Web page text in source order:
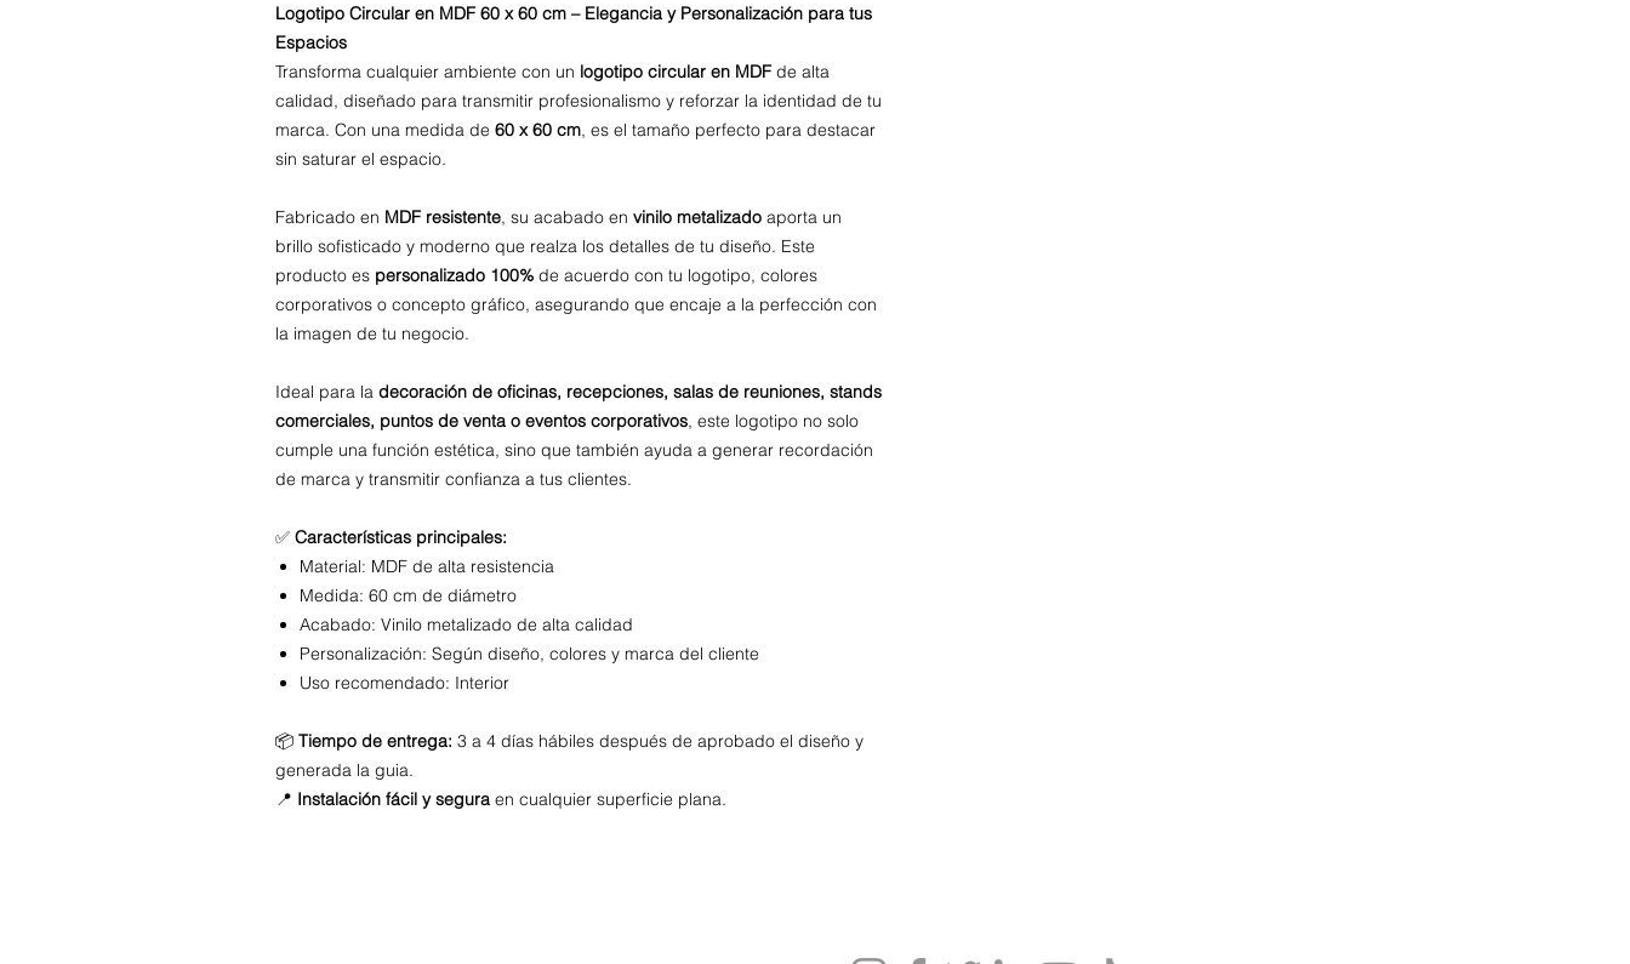
Logotipo Circular en MDF 60 x 60 cm – Elegancia y Personalización para tus
Espacios
Transforma cualquier ambiente con un logotipo circular en MDF de alta
calidad, diseñado para transmitir profesionalismo y reforzar la identidad de tu
marca. Con una medida de 60 x 60 cm, es el tamaño perfecto para destacar
sin saturar el espacio.
Fabricado en MDF resistente, su acabado en vinilo metalizado aporta un
brillo sofisticado y moderno que realza los detalles de tu diseño. Este
producto es personalizado 100% de acuerdo con tu logotipo, colores
corporativos o concepto gráfico, asegurando que encaje a la perfección con
la imagen de tu negocio.
Ideal para la decoración de oficinas, recepciones, salas de reuniones, stands
comerciales, puntos de venta o eventos corporativos, este logotipo no solo
cumple una función estética, sino que también ayuda a generar recordación
de marca y transmitir confianza a tus clientes.
✅ Características principales:
Material: MDF de alta resistencia
Medida: 60 cm de diámetro
Acabado: Vinilo metalizado de alta calidad
Personalización: Según diseño, colores y marca del cliente
Uso recomendado: Interior
📦 Tiempo de entrega: 3 a 4 días hábiles después de aprobado el diseño y
generada la guia.
📍 Instalación fácil y segura en cualquier superficie plana.